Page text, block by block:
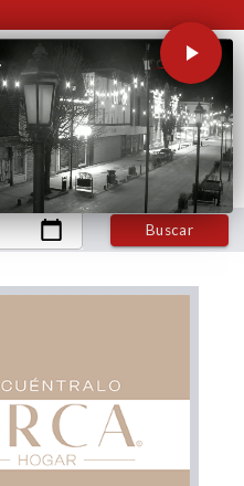
Buscar